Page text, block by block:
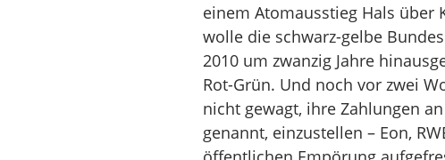
einem Atomausstieg Hals über
wolle die schwarz-gelbe
2010 um zwanzig Jahre
Rot-Grün. Und noch vor zwei
nicht gewagt, ihre Zahlungen
genannt, einzustellen – Eon,